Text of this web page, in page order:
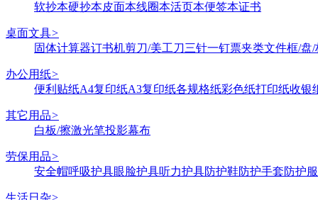
软抄本硬抄本皮面本线圈本活页本便签本证书
桌面文具>
固体计算器订书机剪刀/美工刀三针一钉票夹类文件框/盘/
办公用纸>
便利贴纸A4复印纸A3复印纸各规格纸彩色纸打印纸收银
其它用品>
白板/擦激光笔投影幕布
劳保用品>
安全帽呼吸护具眼脸护具听力护具防护鞋防护手套防护服
生活日杂>